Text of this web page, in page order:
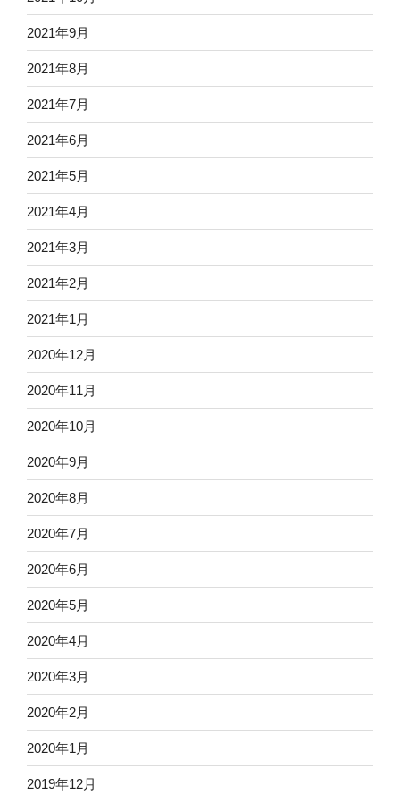
2021年9月
2021年8月
2021年7月
2021年6月
2021年5月
2021年4月
2021年3月
2021年2月
2021年1月
2020年12月
2020年11月
2020年10月
2020年9月
2020年8月
2020年7月
2020年6月
2020年5月
2020年4月
2020年3月
2020年2月
2020年1月
2019年12月